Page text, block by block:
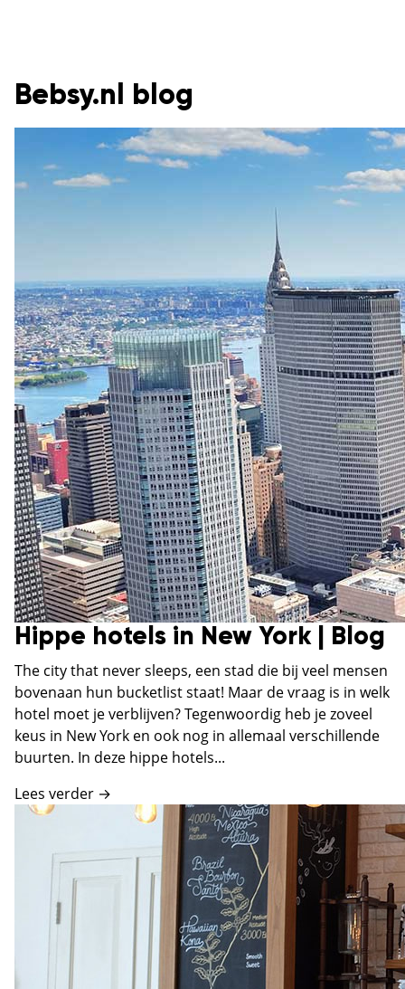
Bebsy.nl blog
Hippe hotels in New York | Blog
The city that never sleeps, een stad die bij veel mensen
bovenaan hun bucketlist staat! Maar de vraag is in welk
hotel moet je verblijven? Tegenwoordig heb je zoveel
keus in New York en ook nog in allemaal verschillende
buurten. In deze hippe hotels...
Lees verder →